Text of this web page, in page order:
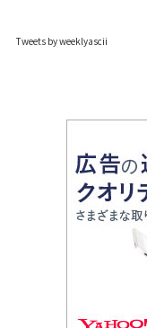
Tweets by weeklyascii